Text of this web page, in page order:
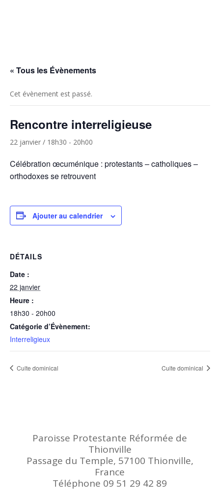
« Tous les Évènements
Cet évènement est passé.
Rencontre interreligieuse
22 janvier / 18h30 - 20h00
Célébration œcuménique : protestants – catholiques –
orthodoxes se retrouvent
Ajouter au calendrier
DÉTAILS
Date :
22 janvier
Heure :
18h30 - 20h00
Catégorie d’Évènement:
Interreligieux
Culte dominical Culte dominical
Paroisse Protestante Réformée de
Thionville
Passage du Temple, 57100 Thionville,
France
Téléphone 09 51 29 42 89